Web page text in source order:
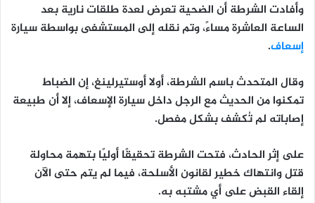
وأفادت الشرطة أن الضحية تعرض لعدة طلقات نارية بعد
الساعة العاشرة مساءً، وتم نقله إلى المستشفى بواسطة سيارة
إسعاف.
وقال المتحدث باسم الشرطة، أولا أوستيرلينغ، إن الضباط
تمكنوا من الحديث مع الرجل داخل سيارة الإسعاف، إلا أن طبيعة
إصاباته لم تُكشف بشكل مفصل.
على إثر الحادث، فتحت الشرطة تحقيقًا أوليًا بتهمة محاولة
قتل وانتهاك خطير لقانون الأسلحة، فيما لم يتم حتى الآن
إلقاء القبض على أي مشتبه به.